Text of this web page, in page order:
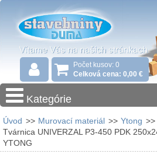
Počet kusov: 0
Celková cena: 0,00 €
Kategórie
Úvod >> Murovací materiál >> Ytong >>
Tvárnica UNIVERZAL P3-450 PDK
YTONG